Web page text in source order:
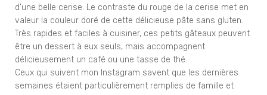
d’une belle cerise. Le contraste du rouge de la cerise met en
valeur la couleur doré de cette délicieuse pâte sans gluten.
Très rapides et faciles à cuisiner, ces petits gâteaux peuvent
être un dessert à eux seuls, mais accompagnent
délicieusement un café ou une tasse de thé.
Ceux qui suivent mon Instagram savent que les dernières
semaines étaient particulièrement remplies de famille et